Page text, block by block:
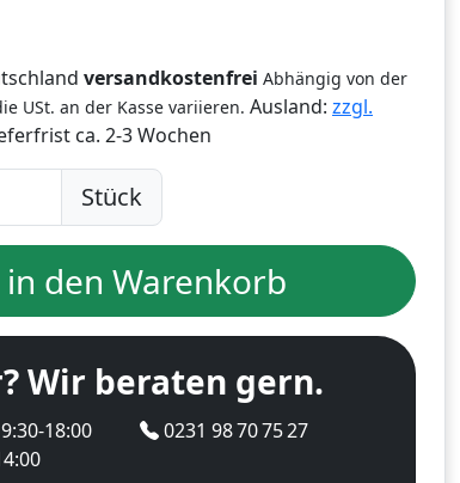
versandkostenfrei Abhängig von der
USt. an der Kasse variieren. Ausland: zzgl.
ca. 2-3 Wochen
Stück
in den Warenkorb
Wir beraten gern.
18:00
0231 98 70 75 27